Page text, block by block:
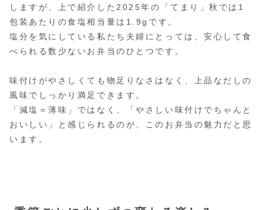
しますが、上で紹介した2025年の「てまり」秋では1
包装あたりの食塩相当量は1.9gです。
塩分を気にしている私たち夫婦にとっては、安心して食
べられる数少ないお弁当のひとつです。
味付けがやさしくても物足りなさはなく、上品なだしの
風味でしっかり満足できます。
「減塩＝薄味」ではなく、「やさしい味付けでちゃんと
おいしい」と感じられるのが、このお弁当の魅力だと思
います。